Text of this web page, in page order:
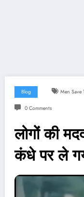
Blog Men Save
0 Comments
लोगों की
कंधे पर ले